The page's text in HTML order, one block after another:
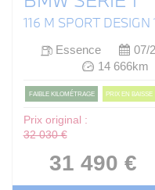
116 M SPORT DESIGN
Essence 07/
14 666km
FAIBLE KILOMÉTRAGE PRIX EN BAISSE
Prix original :
32 030 €
31 490 €